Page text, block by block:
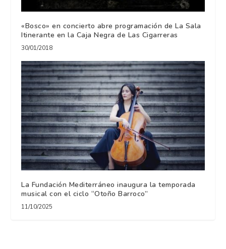
«Bosco» en concierto abre programación de La Sala
Itinerante en la Caja Negra de Las Cigarreras
30/01/2018
La Fundación Mediterráneo inaugura la temporada
musical con el ciclo “Otoño Barroco”
11/10/2025